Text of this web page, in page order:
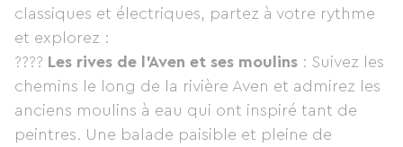
classiques et électriques, partez à votre rythme
et explorez :
???? Les rives de l’Aven et ses moulins : Suivez les
chemins le long de la rivière Aven et admirez les
anciens moulins à eau qui ont inspiré tant de
peintres. Une balade paisible et pleine de